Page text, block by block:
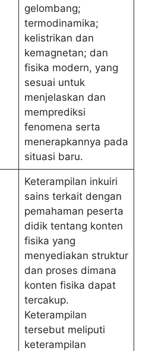
gelombang;
termodinamika;
kelistrikan dan
kemagnetan; dan
fisika modern, yang
sesuai untuk
menjelaskan dan
memprediksi
fenomena serta
menerapkannya pada
situasi baru.
Keterampilan inkuiri
sains terkait dengan
pemahaman peserta
didik tentang konten
fisika yang
menyediakan struktur
dan proses dimana
konten fisika dapat
tercakup.
Keterampilan
tersebut meliputi
keterampilan